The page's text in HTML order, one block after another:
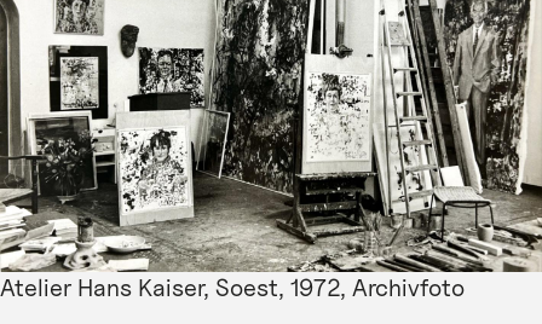
Atelier Hans Kaiser, Soest, 1972, Archivfoto